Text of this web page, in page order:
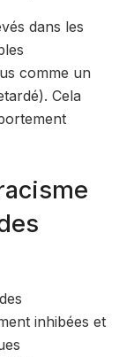
dans les
comme un
Cela
inhibées et